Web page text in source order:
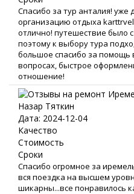
Спасибо за тур анталия!
организацию отдыха
отлично! путешествие было
поэтому к выбору тура
большое спасибо за помощь
вопросах, быстрое
отношение!
Назар Тяткин
Дата: 2024-12-04
Качество
Стоимость
Сроки
Спасибо огромное за
вся поездка на высшем
шикарны...все понравилось